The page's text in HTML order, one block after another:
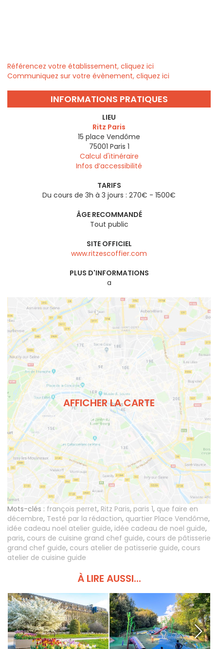
Référencez votre établissement, cliquez ici
Communiquez sur votre évènement, cliquez ici
INFORMATIONS PRATIQUES
LIEU
Ritz Paris
15 place Vendôme
75001 Paris 1
Calcul d'itinéraire
Infos d’accessibilité
TARIFS
Du cours de 3h à 3 jours : 270€ - 1500€
ÂGE RECOMMANDÉ
Tout public
SITE OFFICIEL
www.ritzescoffier.com
PLUS D'INFORMATIONS
a
AFFICHER LA CARTE
Mots-clés : françois perret, Ritz Paris, paris 1, que faire en
décembre, Testé par la rédaction, quartier Place Vendôme,
idée cadeau noel atelier guide, idée cadeau de noel guide,
paris, cours de cuisine grand chef guide, cours de pâtisserie
grand chef guide, cours atelier de patisserie guide, cours
atelier de cuisine guide
À LIRE AUSSI...